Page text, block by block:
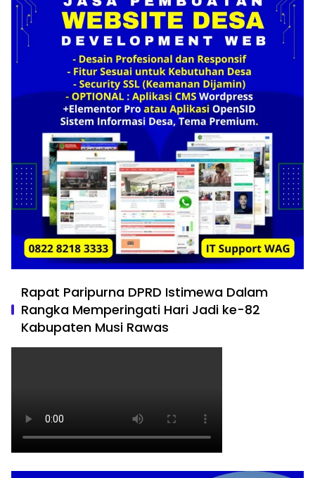
Rapat Paripurna DPRD Istimewa Dalam
Rangka Memperingati Hari Jadi ke-82
Kabupaten Musi Rawas